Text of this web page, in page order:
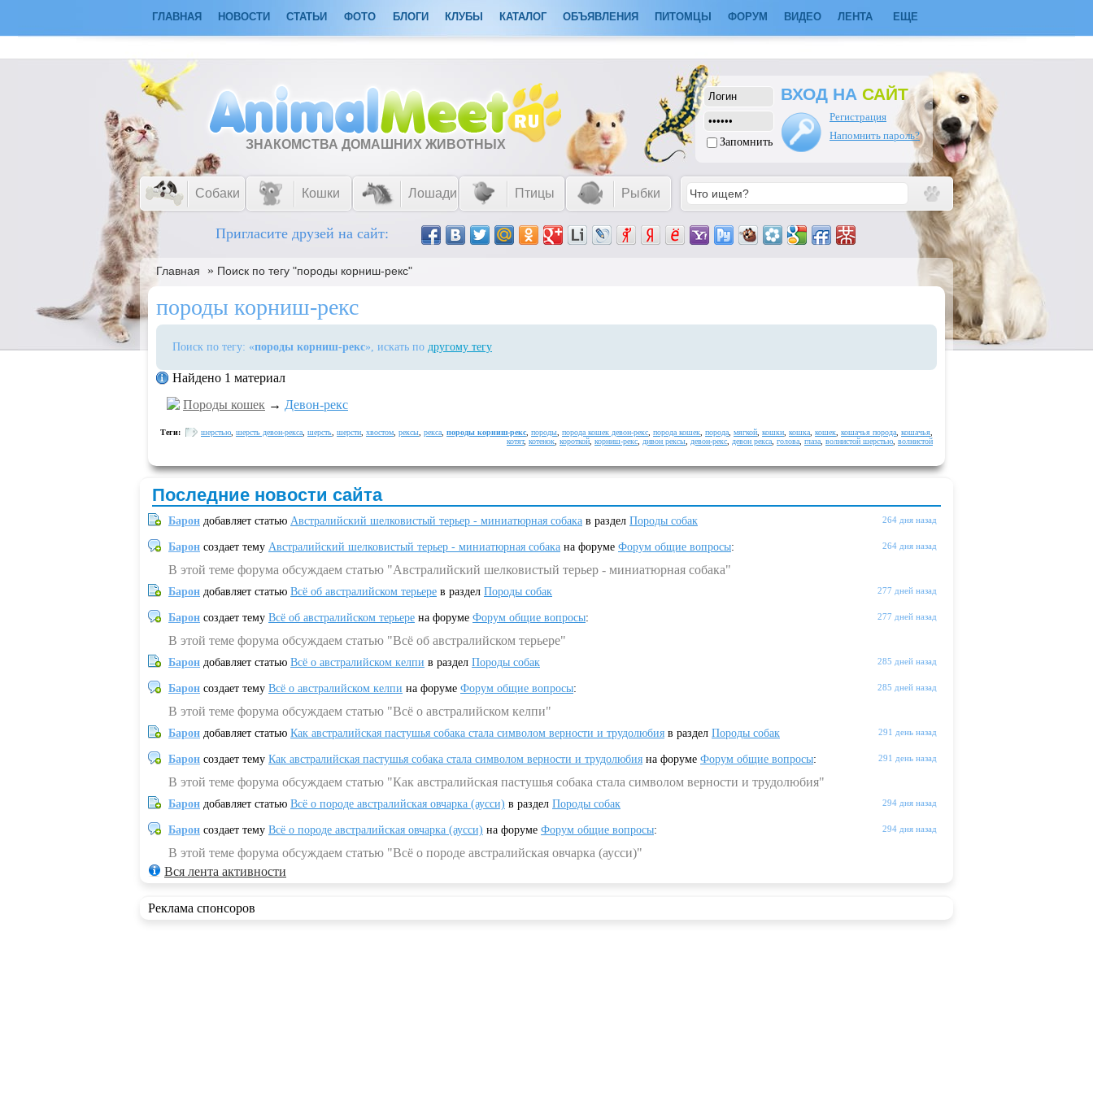
ГЛАВНАЯ НОВОСТИ СТАТЬИ ФОТО БЛОГИ КЛУБЫ КАТАЛОГ ОБЪЯВЛЕНИЯ ПИТОМЦЫ ФОРУМ ВИДЕО ЛЕНТА ЕЩЕ
ЗНАКОМСТВА ДОМАШНИХ ЖИВОТНЫХ Запомнить
ВХОД НА САЙТ
Регистрация
Напомнить пароль?
Собаки Кошки Лошади Птицы Рыбки
Пригласите друзей на сайт:
Главная » Поиск по тегу "породы корниш-рекс"
породы корниш-рекс
Поиск по тегу: «породы корниш-рекс», искать по другому тегу
Найдено 1 материал
Породы кошек → Девон-рекс
Теги: шерстью шерсть девон-рекса шерсть шерсти хвостом рексы рекса породы корниш-рекс породы порода кошек девон-рекс порода кошек порода мягкой кошки кошка кошек кошачья порода кошачья
котят, котенок короткой корниш-рекс дивон рексы девон-рекс девон рекса голова глаза волнистой шерстью волнистой
Последние новости сайта
264 дня назад
Барон добавляет статью Австралийский шелковистый терьер - миниатюрная собака в раздел Породы собак
264 дня назад
Барон создает тему Австралийский шелковистый терьер - миниатюрная собака на форуме Форум общие вопросы:
В этой теме форума обсуждаем статью "Австралийский шелковистый терьер - миниатюрная собака"
277 дней назад
Барон добавляет статью Всё об австралийском терьере в раздел Породы собак
277 дней назад
Барон создает тему Всё об австралийском терьере на форуме Форум общие вопросы:
В этой теме форума обсуждаем статью "Всё об австралийском терьере"
285 дней назад
Барон добавляет статью Всё о австралийском келпи в раздел Породы собак
285 дней назад
Барон создает тему Всё о австралийском келпи на форуме Форум общие вопросы:
В этой теме форума обсуждаем статью "Всё о австралийском келпи"
291 день назад
Барон добавляет статью Как австралийская пастушья собака стала символом верности и трудолюбия в раздел Породы собак
291 день назад
Барон создает тему Как австралийская пастушья собака стала символом верности и трудолюбия на форуме Форум общие вопросы:
В этой теме форума обсуждаем статью "Как австралийская пастушья собака стала символом верности и трудолюбия"
294 дня назад
Барон добавляет статью Всё о породе австралийская овчарка (аусси) в раздел Породы собак
294 дня назад
Барон создает тему Всё о породе австралийская овчарка (аусси) на форуме Форум общие вопросы:
В этой теме форума обсуждаем статью "Всё о породе австралийская овчарка (аусси)"
Вся лента активности
Реклама спонсоров